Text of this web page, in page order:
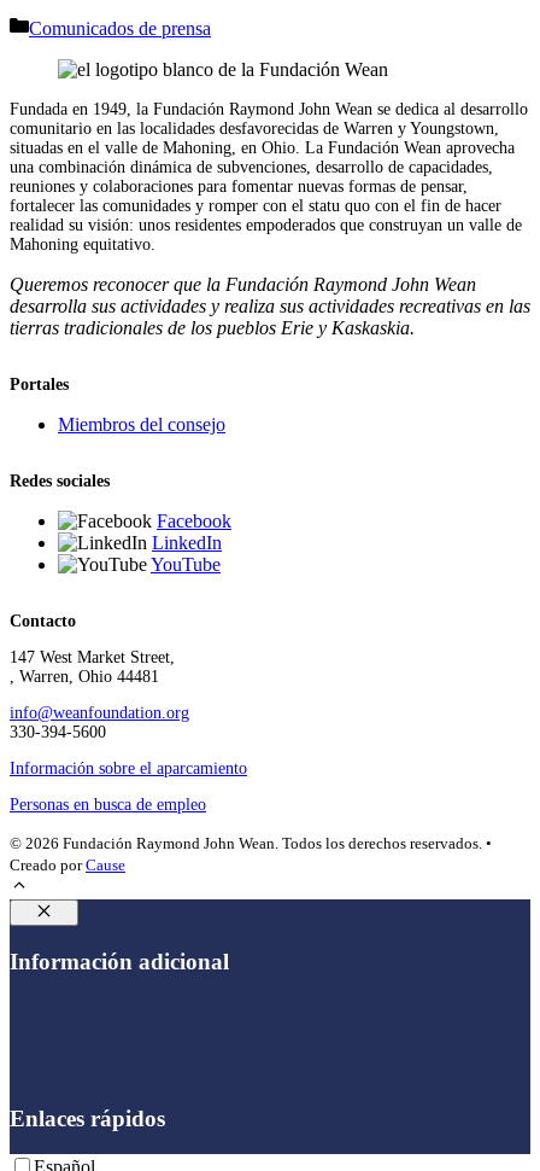
Categorías
Comunicados de prensa
Fundada en 1949, la Fundación Raymond John Wean se dedica al desarrollo
comunitario en las localidades desfavorecidas de Warren y Youngstown,
situadas en el valle de Mahoning, en Ohio. La Fundación Wean aprovecha
una combinación dinámica de subvenciones, desarrollo de capacidades,
reuniones y colaboraciones para fomentar nuevas formas de pensar,
fortalecer las comunidades y romper con el statu quo con el fin de hacer
realidad su visión: unos residentes empoderados que construyan un valle de
Mahoning equitativo.
Queremos reconocer que la Fundación Raymond John Wean
desarrolla sus actividades y realiza sus actividades recreativas en las
tierras tradicionales de los pueblos Erie y Kaskaskia.
Portales
Miembros del consejo
Redes sociales
Facebook
LinkedIn
YouTube
Contacto
147 West Market Street,
, Warren, Ohio 44481
info@weanfoundation.org
330-394-5600
Información sobre el aparcamiento
Personas en busca de empleo
© 2026 Fundación Raymond John Wean. Todos los derechos reservados. •
Creado porCause
Cerrar
Información adicional
Enlaces rápidos